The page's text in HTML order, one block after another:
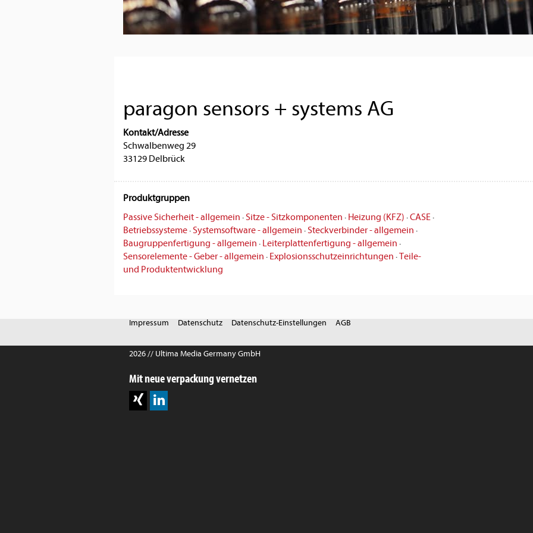
paragon sensors + systems AG
Kontakt/Adresse
Schwalbenweg 29
33129 Delbrück
Produktgruppen
Passive Sicherheit - allgemein ·Sitze - Sitzkomponenten · Heizung (KFZ) ·CASE·
Betriebssysteme·Systemsoftware - allgemein ·Steckverbinder - allgemein ·
Baugruppenfertigung - allgemein · Leiterplattenfertigung - allgemein ·
Sensorelemente - Geber - allgemein · Explosionsschutzeinrichtungen ·Teile-
und Produktentwicklung
Impressum Datenschutz Datenschutz-Einstellungen AGB
2026 // Ultima Media Germany GmbH
Mit neue verpackung vernetzen